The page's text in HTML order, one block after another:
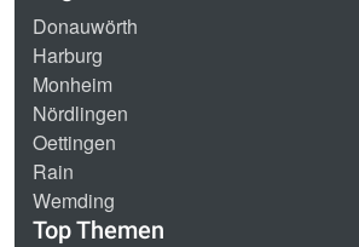
Donauwörth
Harburg
Monheim
Nördlingen
Oettingen
Rain
Wemding
Top Themen